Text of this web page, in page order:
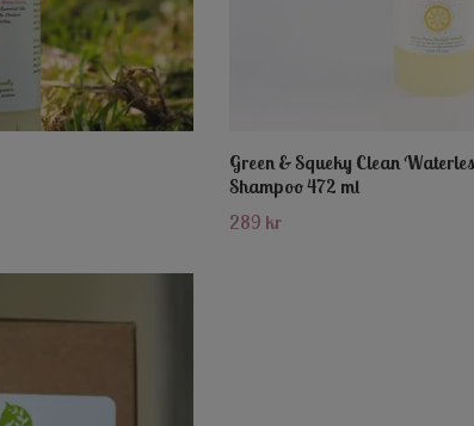
Green & Squeky Clean
Shampoo 472 ml
289 kr